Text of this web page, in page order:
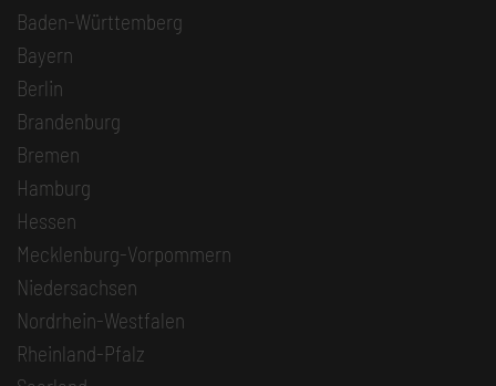
Baden-Württemberg
Bayern
Berlin
Brandenburg
Bremen
Hamburg
Hessen
Mecklenburg-Vorpommern
Niedersachsen
Nordrhein-Westfalen
Rheinland-Pfalz